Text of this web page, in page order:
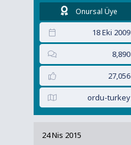
Onursal Üye
18 Eki 2009
8,890
27,056
ordu-turkey
24 Nis 2015